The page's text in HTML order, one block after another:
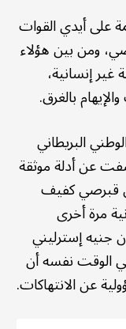
على أيدي القوات
ومن بين هؤلاء
إنسانية،
بالغرق.
البريطاني
وكشفت عن أدلة موثقة
قبرصي كفيف
مرة أخرى
جنيه إسترليني
الوقت نفسه أن
عن الانتهاكات.